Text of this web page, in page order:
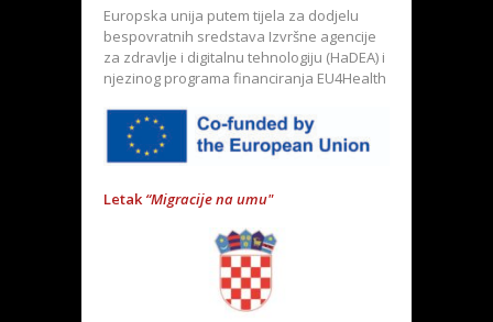
Europska unija putem tijela za dodjelu
bespovratnih sredstava Izvršne agencije
za zdravlje i digitalnu tehnologiju (HaDEA) i
njezinog programa financiranja EU4Health
Letak “Migracije na umu"